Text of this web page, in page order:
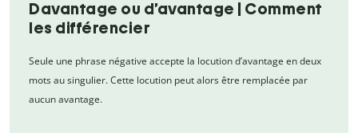
Davantage ou d’avantage | Comment
les différencier
Seule une phrase négative accepte la locution d’avantage en deux
mots au singulier. Cette locution peut alors être remplacée par
aucun avantage.